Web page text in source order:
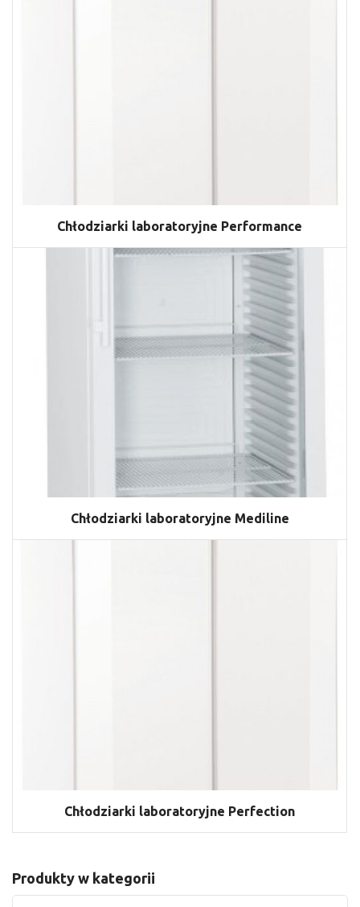
Chłodziarki laboratoryjne Performance
Chłodziarki laboratoryjne Mediline
Chłodziarki laboratoryjne Perfection
Produkty w kategorii